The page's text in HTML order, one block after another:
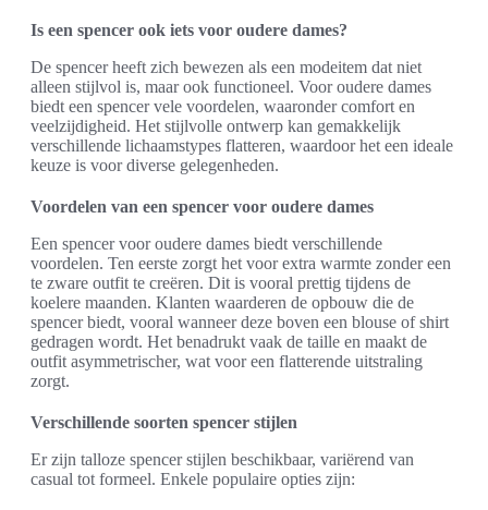
Is een spencer ook iets voor oudere dames?
De spencer heeft zich bewezen als een modeitem dat niet
alleen stijlvol is, maar ook functioneel. Voor oudere dames
biedt een spencer vele voordelen, waaronder comfort en
veelzijdigheid. Het stijlvolle ontwerp kan gemakkelijk
verschillende lichaamstypes flatteren, waardoor het een ideale
keuze is voor diverse gelegenheden.
Voordelen van een spencer voor oudere dames
Een spencer voor oudere dames biedt verschillende
voordelen. Ten eerste zorgt het voor extra warmte zonder een
te zware outfit te creëren. Dit is vooral prettig tijdens de
koelere maanden. Klanten waarderen de opbouw die de
spencer biedt, vooral wanneer deze boven een blouse of shirt
gedragen wordt. Het benadrukt vaak de taille en maakt de
outfit asymmetrischer, wat voor een flatterende uitstraling
zorgt.
Verschillende soorten spencer stijlen
Er zijn talloze spencer stijlen beschikbaar, variërend van
casual tot formeel. Enkele populaire opties zijn: